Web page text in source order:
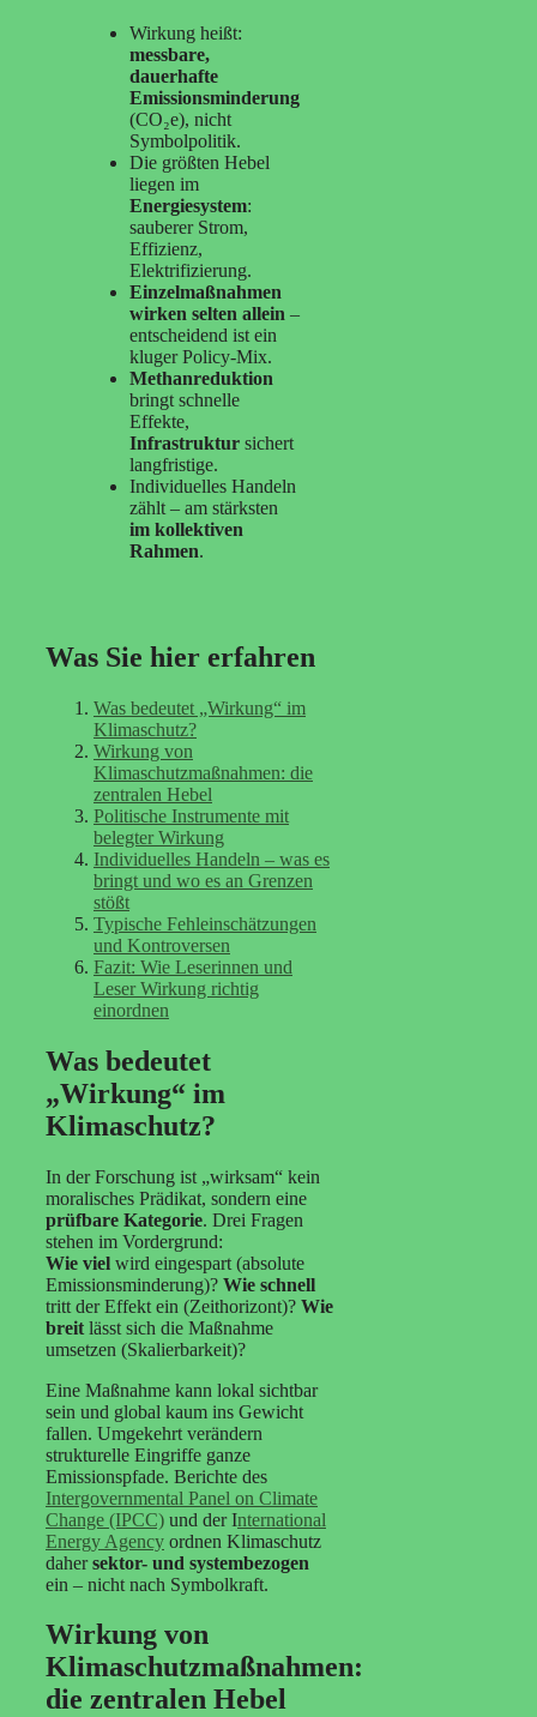
Wirkung heißt:
messbare,
dauerhafte
Emissionsminderung
(CO₂e), nicht
Symbolpolitik.
Die größten Hebel
liegen im
Energiesystem:
sauberer Strom,
Effizienz,
Elektrifizierung.
Einzelmaßnahmen
wirken selten allein –
entscheidend ist ein
kluger Policy-Mix.
Methanreduktion
bringt schnelle
Effekte,
Infrastruktur sichert
langfristige.
Individuelles Handeln
zählt – am stärksten
im kollektiven
Rahmen.
Was Sie hier erfahren
Was bedeutet „Wirkung“ im
Klimaschutz?
Wirkung von
Klimaschutzmaßnahmen: die
zentralen Hebel
Politische Instrumente mit
belegter Wirkung
Individuelles Handeln – was es
bringt und wo es an Grenzen
stößt
Typische Fehleinschätzungen
und Kontroversen
Fazit: Wie Leserinnen und
Leser Wirkung richtig
einordnen
Was bedeutet
„Wirkung“ im
Klimaschutz?
In der Forschung ist „wirksam“ kein
moralisches Prädikat, sondern eine
prüfbare Kategorie. Drei Fragen
stehen im Vordergrund:
Wie viel wird eingespart (absolute
Emissionsminderung)? Wie schnell
tritt der Effekt ein (Zeithorizont)? Wie
breit lässt sich die Maßnahme
umsetzen (Skalierbarkeit)?
Eine Maßnahme kann lokal sichtbar
sein und global kaum ins Gewicht
fallen. Umgekehrt verändern
strukturelle Eingriffe ganze
Emissionspfade. Berichte des
Intergovernmental Panel on Climate
Change (IPCC) und der International
Energy Agency ordnen Klimaschutz
dahersektor- und systembezogen
ein – nicht nach Symbolkraft.
Wirkung von
Klimaschutzmaßnahmen:
die zentralen Hebel